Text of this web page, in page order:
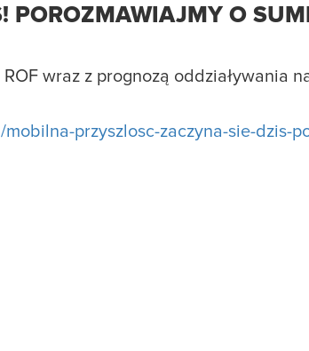
POROZMAWIAJMY O
wraz z prognozą oddziaływania
przyszlosc-zaczyna-sie-dzis-